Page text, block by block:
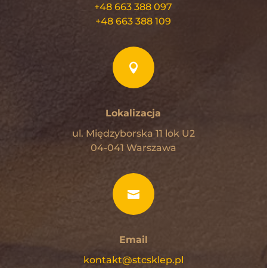
+48 663 388 097
+48 663 388 109

Lokalizacja
ul. Międzyborska 11 lok U2
04-041 Warszawa

Email
kontakt@stcsklep.pl